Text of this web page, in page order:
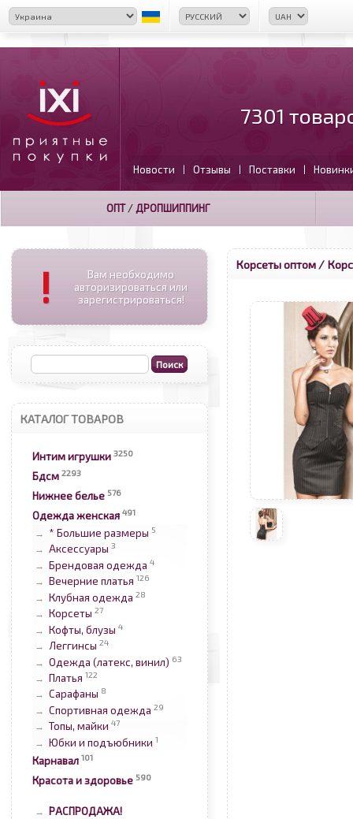
7301
Новости | Отзывы | Поставки |
ОПТ/ ДРОПШИППИНГ
!
Вам необходимо
авторизироваться или
зарегистрироваться!
КАТАЛОГ ТОВАРОВ
Интим игрушки 3250
Бдсм 2293
Нижнее белье 576
Одежда женская 491
→ * Большие размеры 5
→ Аксессуары 3
→ Брендовая одежда 4
→ Вечерние платья 126
→ Клубная одежда 28
→ Корсеты 27
→ Кофты, блузы 4
→ Леггинсы 24
→ Одежда (латекс, винил) 63
→ Платья 122
→ Сарафаны 8
→ Спортивная одежда 29
→ Топы, майки 47
→ Юбки и подъюбники 1
Карнавал 101
Красота и здоровье 590
→ РАСПРОДАЖА!
Корсеты оптом/